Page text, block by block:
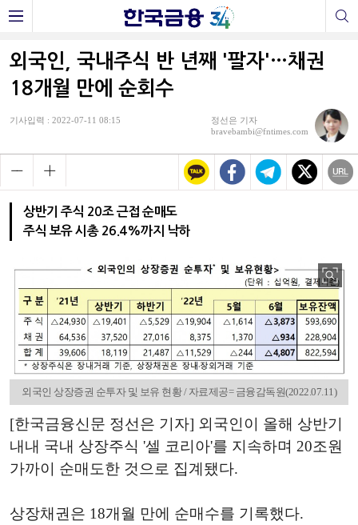
외국인, 국내주식 반 년째 '팔자'…채권
18개월 만에 순회수
기사입력 : 2022-07-11 08:15
정선은 기자
bravebambi@fntimes.com
상반기 주식 20조 근접 순매도
주식 보유 시총 26.4%까지 낙하
외국인 상장증권 순투자 및 보유 현황 / 자료제공= 금융감독원(2022.07.11)
[한국금융신문 정선은 기자] 외국인이 올해 상반기
내내 국내 상장주식 '셀 코리아'를 지속하며 20조원
가까이 순매도한 것으로 집계됐다.
상장채권은 18개월 만에 순매수를 기록했다.